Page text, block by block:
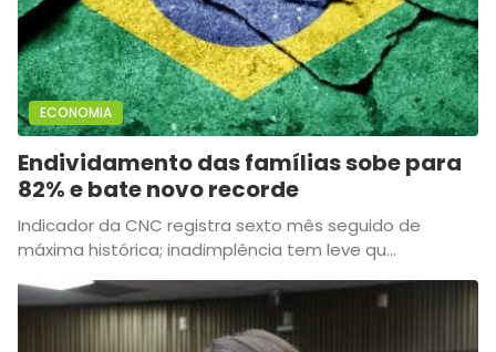
ECONOMIA
Endividamento das famílias sobe para
82% e bate novo recorde
Indicador da CNC registra sexto mês seguido de
máxima histórica; inadimplência tem leve qu...